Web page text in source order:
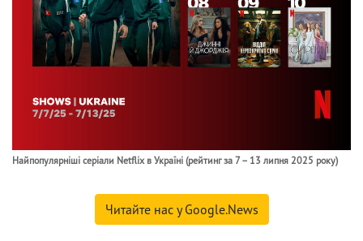
Найпопулярніші серіали Netflix в Україні (рейтинг за 7 – 13 липня 2025 року)
Читайте нас у Google.News